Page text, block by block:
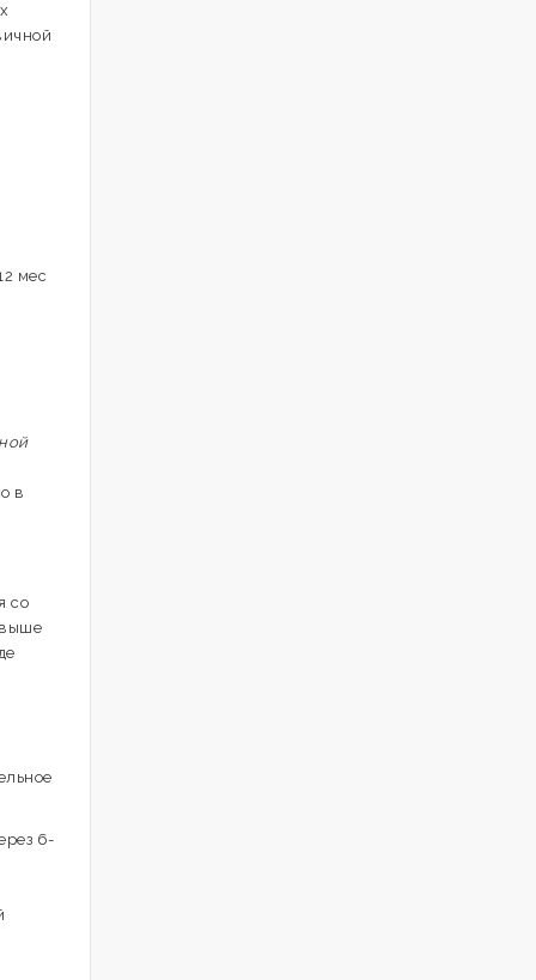
мес
в
со
выше
6-